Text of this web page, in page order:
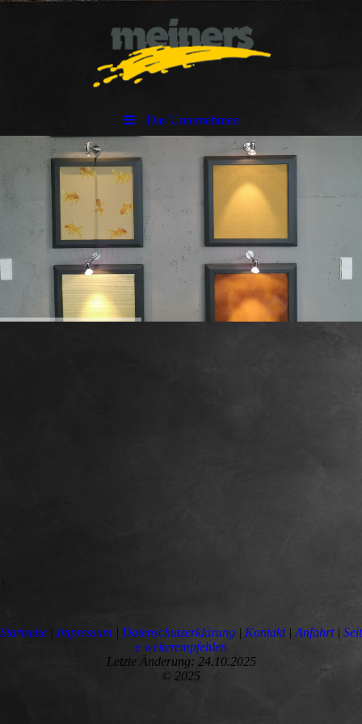
Das Unternehmen
Startseite | Impressum | Datenschutzerklärung | Kontakt| Anfahrt| Seit
e weiterempfehlen
Letzte Änderung: 24.10.2025
© 2025